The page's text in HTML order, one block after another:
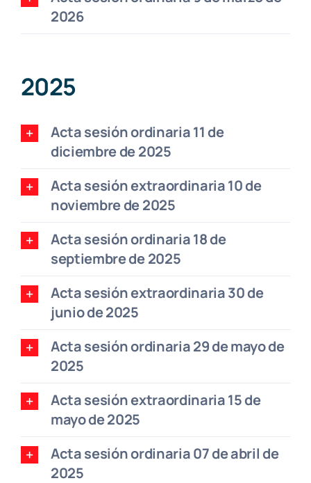
Noticias
Galería fotográfica
2026
2025
Acta sesión ordinaria 11 de
diciembre de 2025
Acta sesión extraordinaria 10 de
noviembre de 2025
Acta sesión ordinaria 18 de
septiembre de 2025
Acta sesión extraordinaria 30 de
junio de 2025
Acta sesión ordinaria 29 de mayo de
2025
Acta sesión extraordinaria 15 de
mayo de 2025
Acta sesión ordinaria 07 de abril de
2025